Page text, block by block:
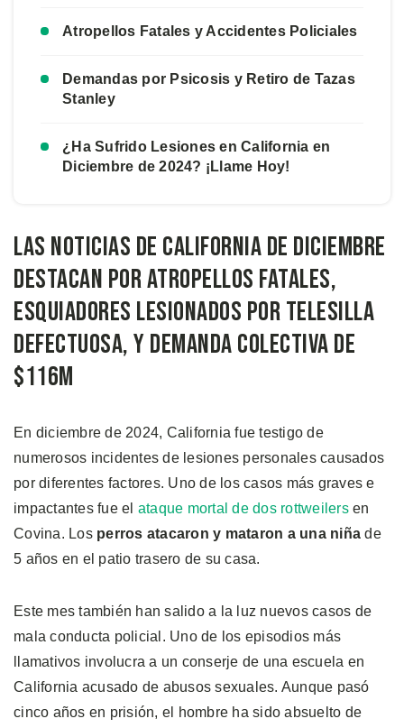
Atropellos Fatales y Accidentes Policiales
Demandas por Psicosis y Retiro de Tazas
Stanley
¿Ha Sufrido Lesiones en California en
Diciembre de 2024? ¡Llame Hoy!
Las Noticias de California de Diciembre
Destacan por Atropellos Fatales,
Esquiadores Lesionados por Telesilla
Defectuosa, y Demanda Colectiva de
$116M
En diciembre de 2024, California fue testigo de
numerosos incidentes de lesiones personales causados
por diferentes factores. Uno de los casos más graves e
impactantes fue el ataque mortal de dos rottweilersen
Covina. Los perros atacaron y mataron a una niñade
5 años en el patio trasero de su casa.
Este mes también han salido a la luz nuevos casos de
mala conducta policial. Uno de los episodios más
llamativos involucra a un conserje de una escuela en
California acusado de abusos sexuales. Aunque pasó
cinco años en prisión, el hombre ha sido absuelto de